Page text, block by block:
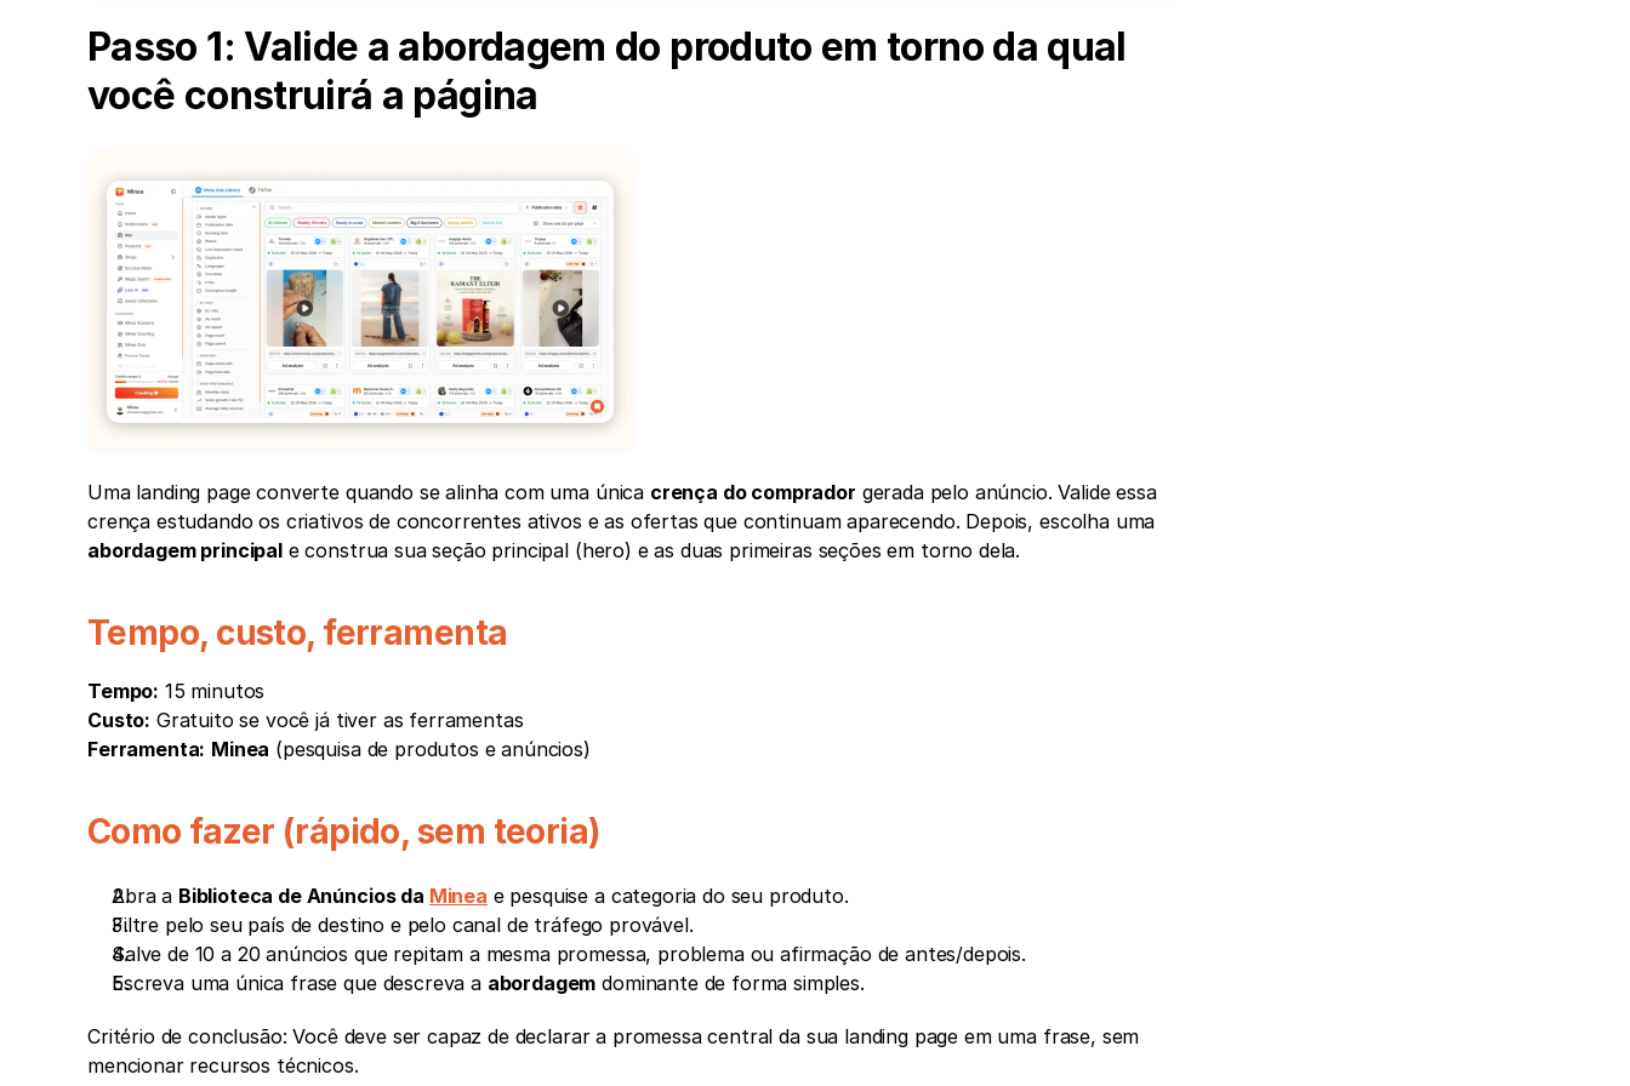
Passo 1: Valide a abordagem do produto em torno da qual
você construirá a página
Uma landing page converte quando se alinha com uma única crença do comprador gerada pelo anúncio. Valide essa
abordagem principal e construa sua seção principal (hero) e as duas primeiras seções em torno dela.
Tempo, custo, ferramenta
Tempo: 15 minutos
Custo: Gratuito se você já tiver as ferramentas
Ferramenta: Minea (pesquisa de produtos e anúncios)
Como fazer (rápido, sem teoria)
Abra a Biblioteca de Anúncios da Minea e pesquise a categoria do seu produto.
Filtre pelo seu país de destino e pelo canal de tráfego provável.
Salve de 10 a 20 anúncios que repitam a mesma promessa, problema ou afirmação de antes/depois.
Escreva uma única frase que descreva a abordagem dominante de forma simples.
Critério de conclusão: Você deve ser capaz de declarar a promessa central da sua landing page em uma frase, sem
mencionar recursos técnicos.